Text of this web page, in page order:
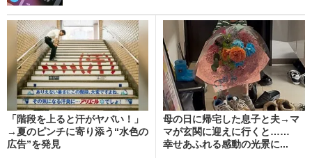
「階段を上ると汗がヤバい！」
→夏のピンチに寄り添う“水色の
広告”を発見
母の日に帰宅した息子と夫→マ
マが玄関に迎えに行くと……
幸せあふれる感動の光景に...